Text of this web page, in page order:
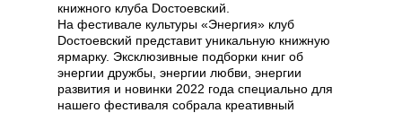
книжного клуба Dостоевский.
На фестивале культуры «Энергия» клуб
Dостоевский представит уникальную книжную
ярмарку. Эксклюзивные подборки книг об
энергии дружбы, энергии любви, энергии
развития и новинки 2022 года специально для
нашего фестиваля собрала креативный